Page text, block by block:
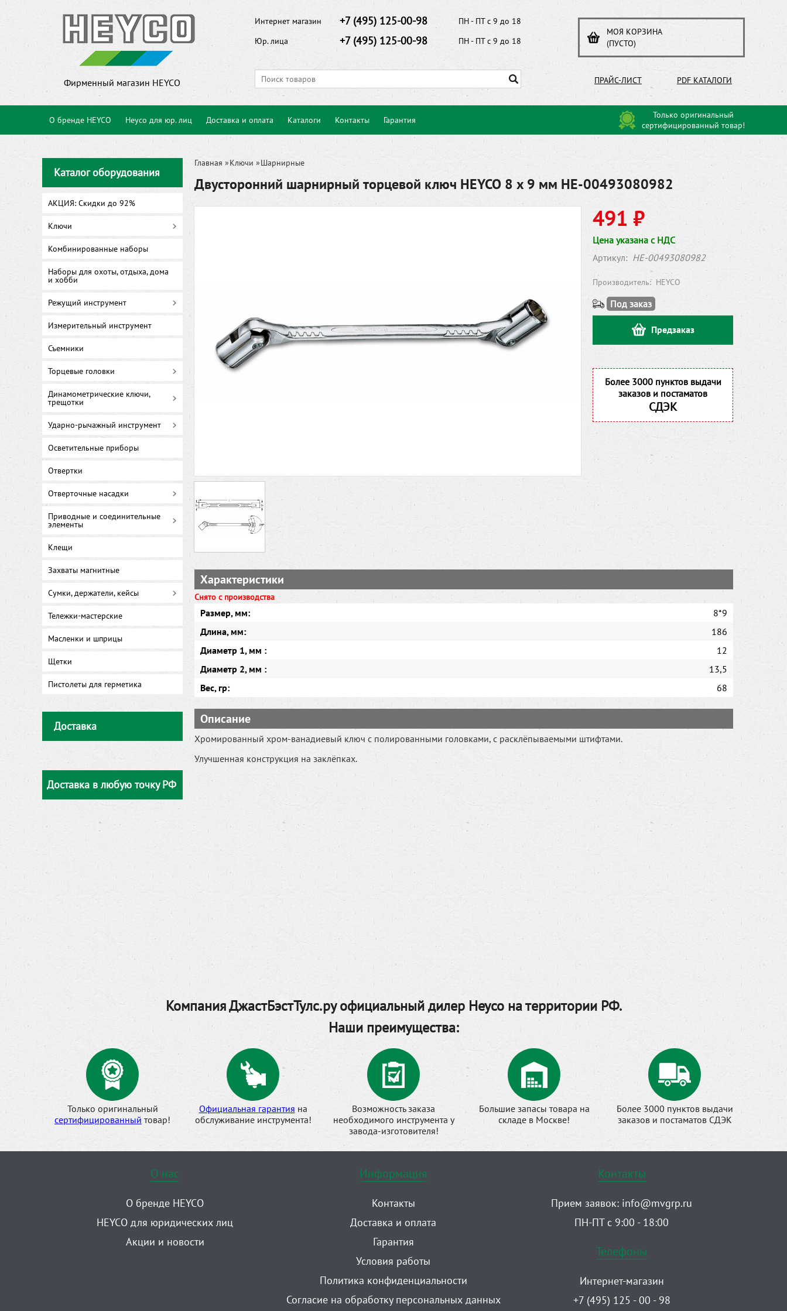
Фирменный магазин HEYCO
Интернет магазин +7 (495) 125-00-98
ПН - ПТ с 9 до 18
Юр. лица
+7 (495) 125-00-98 ПН - ПТ с 9 до 18
МОЯ КОРЗИНА
(ПУСТО)
ПРАЙС-ЛИСТ PDF КАТАЛОГИ
О бренде HEYCO Heyco для юр. лиц Доставка и оплата Каталоги Контакты Гарантия
Только оригинальный
сертифицированный товар!
Каталог оборудования
АКЦИЯ: Скидки до 92%
Ключи
Комбинированные наборы
Наборы для охоты, отдыха, дома
и хобби
Режущий инструмент
Измерительный инструмент
Съемники
Торцевые головки
Динамометрические ключи,
трещотки
Ударно-рычажный инструмент
Осветительные приборы
Отвертки
Отверточные насадки
Приводные и соединительные
элементы
Клещи
Захваты магнитные
Сумки, держатели, кейсы
Тележки-мастерские
Масленки и шприцы
Щетки
Пистолеты для герметика
Доставка
Доставка в любую точку РФ
Главная »Ключи »Шарнирные
Двусторонний шарнирный торцевой ключ HEYCO 8 x 9 мм HE-00493080982
491 ₽
Цена указана с НДС
Артикул: HE-00493080982
Производитель: HEYCO
Под заказ
Предзаказ
Более 3000 пунктов выдачи
заказов и постаматов
СДЭК
Характеристики
Снято с производства
Размер, мм:
8*9
Длина, мм:
186
Диаметр 1, мм :
12
Диаметр 2, мм :
13,5
Вес, гр:
68
Описание
Хромированный хром-ванадиевый ключ с полированными головками, с расклёпываемыми штифтами.
Улучшенная конструкция на заклёпках.
Компания ДжастБэстТулс.ру официальный дилер Heyco на территории РФ.
Наши преимущества:
Только оригинальный
сертифицированный товар!
Официальная гарантия на
обслуживание инструмента!
Возможность заказа
необходимого инструмента у
завода-изготовителя!
Большие запасы товара на
складе в Москве!
Более 3000 пунктов выдачи
заказов и постаматов СДЭК
О нас
О бренде HEYCO
HEYCO для юридических лиц
Акции и новости
Информация
Контакты
Доставка и оплата
Гарантия
Условия работы
Политика конфиденциальности
Согласие на обработку персональных данных
Контакты
Прием заявок: info@mvgrp.ru
ПН-ПТ с 9:00 - 18:00
Телефоны
Интернет-магазин
+7 (495) 125 - 00 - 98